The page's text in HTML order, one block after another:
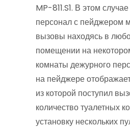
MP-811.S1. В этом
персонал с пейджером
вызовы находясь в
помещении на
комнаты дежурного
на пейджере
из которой поступил
количество туалетных
установку нескольких